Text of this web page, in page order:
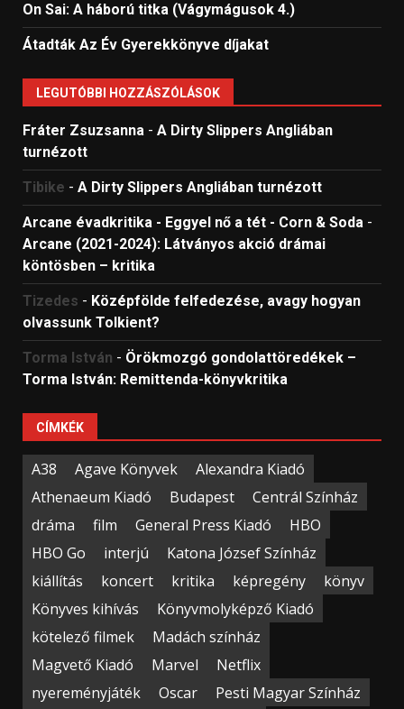
On Sai: A ​háború titka (Vágymágusok 4.)
Átadták Az Év Gyerekkönyve díjakat
LEGUTÓBBI HOZZÁSZÓLÁSOK
Fráter Zsuzsanna - A Dirty Slippers Angliában
turnézott
Tibike - A Dirty Slippers Angliában turnézott
Arcane évadkritika - Eggyel nő a tét - Corn & Soda -
Arcane (2021-2024): Látványos akció drámai
köntösben – kritika
Tizedes - Középfölde felfedezése, avagy hogyan
olvassunk Tolkient?
Torma István - Örökmozgó gondolattöredékek –
Torma István: Remittenda-könyvkritika
CÍMKÉK
A38 Agave Könyvek
Alexandra Kiadó
Athenaeum Kiadó
Budapest
Centrál Színház
dráma
film General Press Kiadó
HBO
HBO Go
interjú
Katona József Színház
kiállítás
koncert kritika képregény
könyv
Könyves kihívás
Könyvmolyképző Kiadó
kötelező filmek
Madách színház
Magvető Kiadó
Marvel
Netflix
nyereményjáték
Oscar
Pesti Magyar Színház